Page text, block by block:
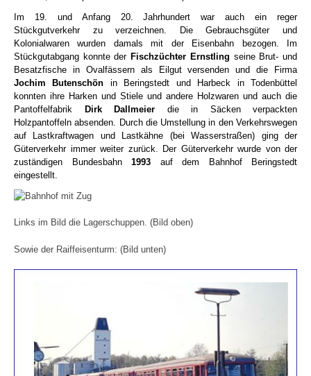
Im 19. und Anfang 20. Jahrhundert war auch ein reger
Stückgutverkehr zu verzeichnen. Die Gebrauchsgüter und
Kolonialwaren wurden damals mit der Eisenbahn bezogen. Im
Stückgutabgang konnte der Fischzüchter Ernstling seine Brut- und
Besatzfische in Ovalfässern als Eilgut versenden und die Firma
Jochim Butenschön in Beringstedt und Harbeck in Todenbüttel
konnten ihre Harken und Stiele und andere Holzwaren und auch die
Pantoffelfabrik
Dirk Dallmeier die in Säcken verpackten
Holzpantoffeln absenden. Durch die Umstellung in den Verkehrswegen
auf Lastkraftwagen und Lastkähne (bei Wasserstraßen) ging der
Güterverkehr immer weiter zurück. Der Güterverkehr wurde von der
zuständigen Bundesbahn 1993 auf dem Bahnhof Beringstedt
eingestellt.
Links im Bild die Lagerschuppen. (Bild oben)
Sowie der Raiffeisenturm: (Bild unten)